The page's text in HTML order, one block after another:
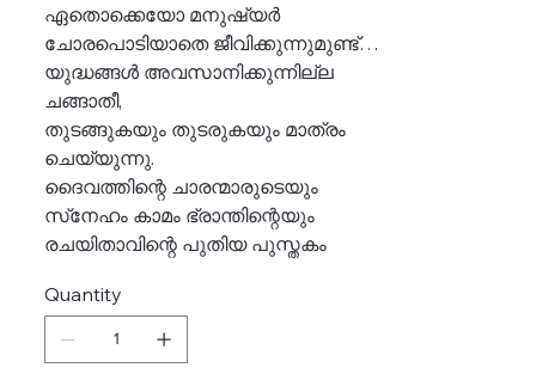
ഏതൊക്കെയോ മനുഷ്യര്‍
ചോരപൊടിയാതെ ജീവിക്കുന്നുമുണ്ട്…
യുദ്ധങ്ങള്‍ അവസാനിക്കുന്നില്ല
ചങ്ങാതീ,
തുടങ്ങുകയും തുടരുകയും മാത്രം
ചെയ്യുന്നു.
ദൈവത്തിന്റെ ചാരന്മാരുടെയും
സ്‌നേഹം കാമം ഭ്രാന്തിന്റെയും
രചയിതാവിന്റെ പുതിയ പുസ്തകം
Quantity